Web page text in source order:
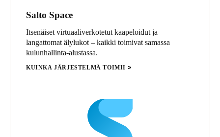
Salto Space
Itsenäiset virtuaaliverkotetut kaapeloidut ja
langattomat älylukot – kaikki toimivat samassa
kulunhallinta-alustassa.
KUINKA JÄRJESTELMÄ TOIMII